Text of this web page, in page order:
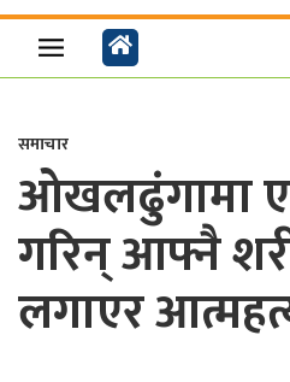
समाचार
ओखलढुंगामा
गरिन् आफ्नै
लगाएर